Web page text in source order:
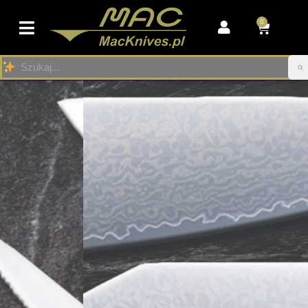
Przejdź
do
treści
0